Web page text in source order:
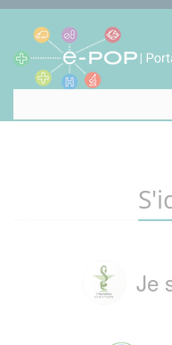
Je